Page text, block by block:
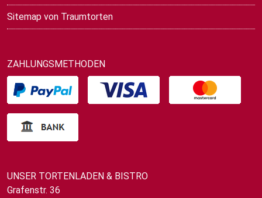
Sitemap von Traumtorten
ZAHLUNGSMETHODEN
UNSER TORTENLADEN & BISTRO
Grafenstr. 36